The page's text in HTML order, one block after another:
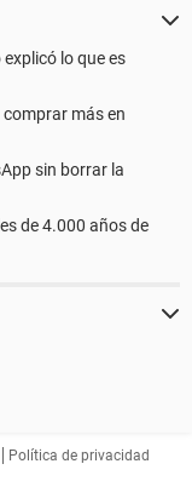
lo que es
comprar más en
sin borrar la
de 4.000 años de
Política de privacidad